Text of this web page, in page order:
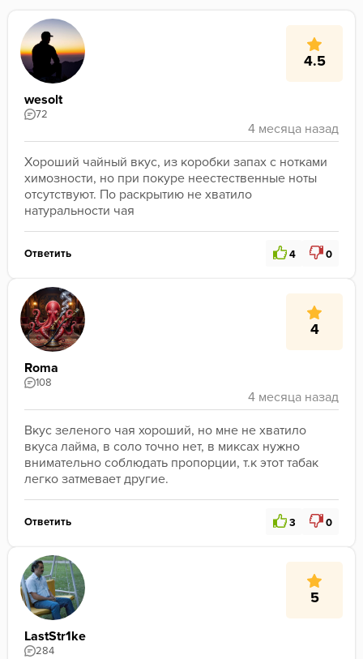
4.5
wesolt
72
Хороший чайный вкус, из коробки запах с нотками
химозности, но при покуре неестественные ноты
отсутствуют. По раскрытию не хватило
натуральности чая
Ответить 4 0
4
Roma
108
Вкус зеленого чая хороший, но мне не хватило
вкуса лайма, в соло точно нет, в миксах нужно
внимательно соблюдать пропорции, т.к этот табак
легко затмевает другие.
Ответить 3 0
5
LastStr1ke
284